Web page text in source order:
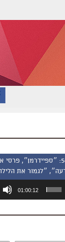
סינמסקופ 505: ״ספיידרמן״,
״לגמור את
01:00:12